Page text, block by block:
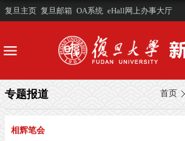
复旦主页 复旦邮箱 OA系统 eHall网上办事大厅
首页
专题报道
相辉笔会